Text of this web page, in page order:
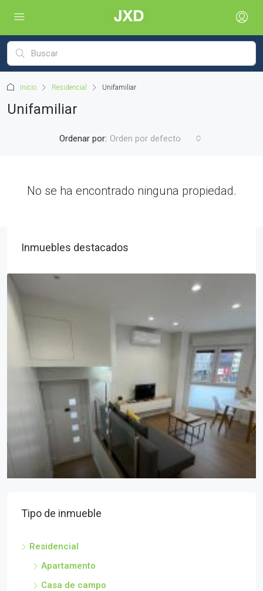
Inicio Residencial Unifamiliar
Unifamiliar
Ordenar por: Orden por defecto
No se ha encontrado ninguna propiedad.
Inmuebles destacados
Apartamento “Playa do Salgueirón”
Avenida de Bueu, 11 bajo E
APARTAMENTO
Tipo de inmueble
Residencial
Apartamento
Casa de campo